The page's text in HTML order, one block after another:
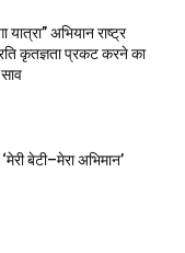
यात्रा” अभियान राष्ट्र
कृतज्ञता प्रकट करने का
बेटी–मेरा अभिमान’